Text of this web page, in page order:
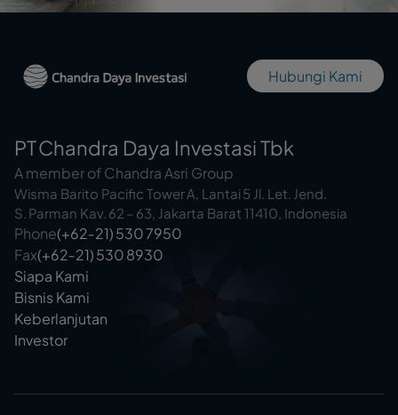
Hubungi Kami
PT Chandra Daya Investasi Tbk
A member of Chandra Asri Group
Wisma Barito Pacific Tower A, Lantai 5 Jl. Let. Jend.
S. Parman Kav. 62 – 63, Jakarta Barat 11410, Indonesia
Phone(+62‑21) 530 7950
Fax(+62‑21) 530 8930
Siapa Kami
Bisnis Kami
Keberlanjutan
Investor